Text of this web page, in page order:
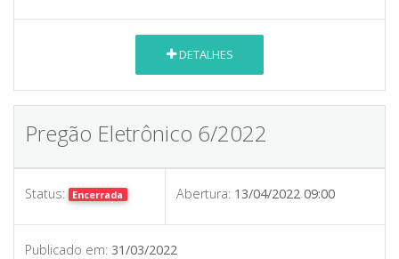
DETALHES
Pregão Eletrônico 6/2022
Status: Encerrada Abertura: 13/04/2022 09:00
Publicado em: 31/03/2022